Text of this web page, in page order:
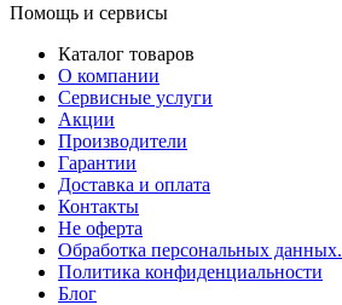
Помощь и сервисы
Каталог товаров
О компании
Сервисные услуги
Акции
Производители
Гарантии
Доставка и оплата
Контакты
Не оферта
Обработка персональных данных.
Политика конфиденциальности
Блог